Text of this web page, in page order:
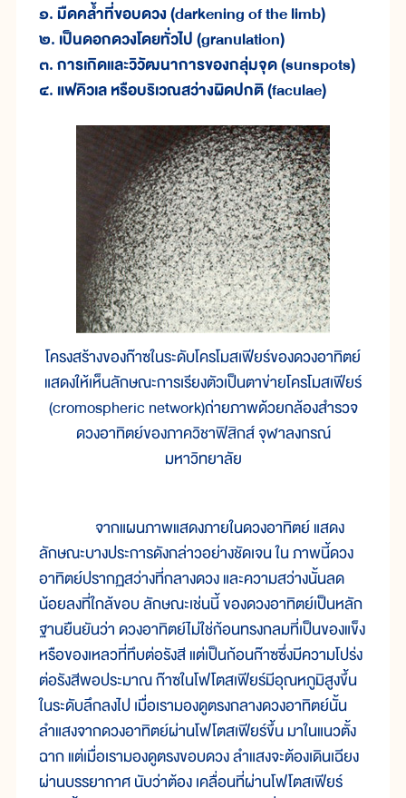
๑. มืดคล้ำที่ขอบดวง (darkening of the limb)
๒. เป็นดอกดวงโดยทั่วไป (granulation)
๓. การเกิดและวิวัฒนาการของกลุ่มจุด (sunspots)
๔. แฟคิวเล หรือบริเวณสว่างผิดปกติ (faculae)
โครงสร้างของก๊าซในระดับโครโมสเฟียร์ของดวงอาทิตย์
แสดงให้เห็นลักษณะการเรียงตัวเป็นตาข่ายโครโมสเฟียร์
(cromospheric network)ถ่ายภาพด้วยกล้องสำรวจ
ดวงอาทิตย์ของภาควิชาฟิสิกส์ จุฬาลงกรณ์
มหาวิทยาลัย
จากแผนภาพแสดงภายในดวงอาทิตย์ แสดง
ลักษณะบางประการดังกล่าวอย่างชัดเจน ใน ภาพนี้ดวง
อาทิตย์ปรากฏสว่างที่กลางดวง และความสว่างนั้นลด
น้อยลงที่ใกล้ขอบ ลักษณะเช่นนี้ ของดวงอาทิตย์เป็นหลัก
ฐานยืนยันว่า ดวงอาทิตย์ไม่ใช่ก้อนทรงกลมที่เป็นของแข็ง
หรือของเหลวที่ทึบต่อรังสี แต่เป็นก้อนก๊าซซึ่งมีความโปร่ง
ต่อรังสีพอประมาณ ก๊าซในโฟโตสเฟียร์มีอุณหภูมิสูงขึ้น
ในระดับลึกลงไป เมื่อเรามองดูตรงกลางดวงอาทิตย์นั้น
ลำแสงจากดวงอาทิตย์ผ่านโฟโตสเฟียร์ขึ้น มาในแนวตั้ง
ฉาก แต่เมื่อเรามองดูตรงขอบดวง ลำแสงจะต้องเดินเฉียง
ผ่านบรรยากาศ นับว่าต้อง เคลื่อนที่ผ่านโฟโตสเฟียร์